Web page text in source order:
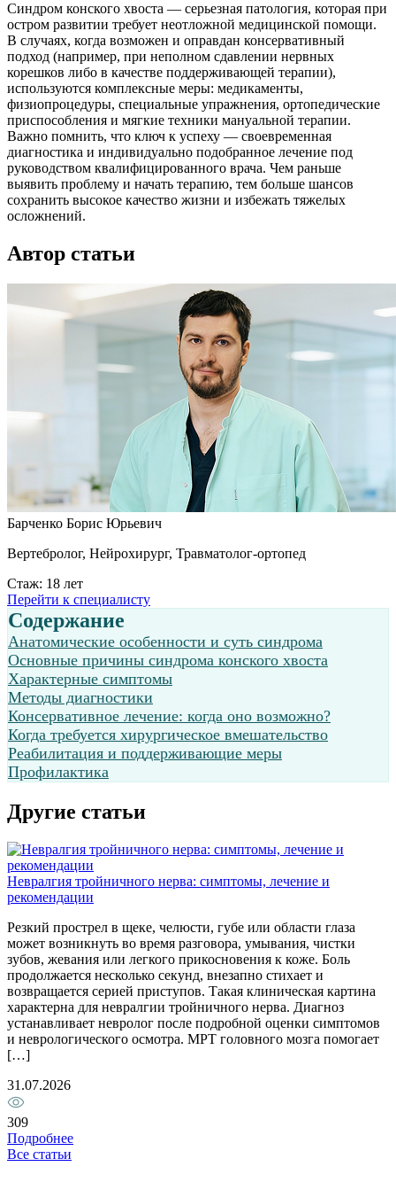
Синдром конского хвоста — серьезная патология, которая при
остром развитии требует неотложной медицинской помощи.
В случаях, когда возможен и оправдан консервативный
подход (например, при неполном сдавлении нервных
корешков либо в качестве поддерживающей терапии),
используются комплексные меры: медикаменты,
физиопроцедуры, специальные упражнения, ортопедические
приспособления и мягкие техники мануальной терапии.
Важно помнить, что ключ к успеху — своевременная
диагностика и индивидуально подобранное лечение под
руководством квалифицированного врача. Чем раньше
выявить проблему и начать терапию, тем больше шансов
сохранить высокое качество жизни и избежать тяжелых
осложнений.
Автор статьи
Барченко Борис Юрьевич
Вертебролог, Нейрохирург, Травматолог-ортопед
Стаж: 18 лет
Перейти к специалисту
Содержание
Анатомические особенности и суть синдрома
Основные причины синдрома конского хвоста
Характерные симптомы
Методы диагностики
Консервативное лечение: когда оно возможно?
Когда требуется хирургическое вмешательство
Реабилитация и поддерживающие меры
Профилактика
Другие статьи
Невралгия тройничного нерва: симптомы, лечение и
рекомендации
Резкий прострел в щеке, челюсти, губе или области глаза
может возникнуть во время разговора, умывания, чистки
зубов, жевания или легкого прикосновения к коже. Боль
продолжается несколько секунд, внезапно стихает и
возвращается серией приступов. Такая клиническая картина
характерна для невралгии тройничного нерва. Диагноз
устанавливает невролог после подробной оценки симптомов
и неврологического осмотра. МРТ головного мозга помогает
[…]
31.07.2026
309
Подробнее
Все статьи